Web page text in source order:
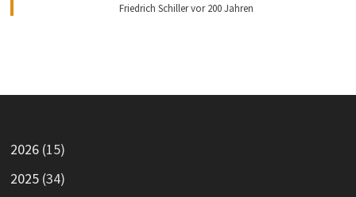
Friedrich Schiller vor 200 Jahren
2026(15)
2025(34)